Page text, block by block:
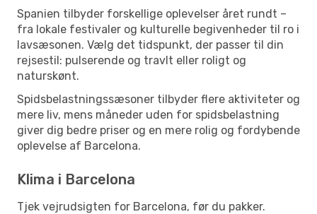
Spanien tilbyder forskellige oplevelser året rundt –
fra lokale festivaler og kulturelle begivenheder til ro i
lavsæsonen. Vælg det tidspunkt, der passer til din
rejsestil: pulserende og travlt eller roligt og
naturskønt.
Spidsbelastningssæsoner tilbyder flere aktiviteter og
mere liv, mens måneder uden for spidsbelastning
giver dig bedre priser og en mere rolig og fordybende
oplevelse af Barcelona.
Klima i Barcelona
Tjek vejrudsigten for Barcelona, før du pakker.